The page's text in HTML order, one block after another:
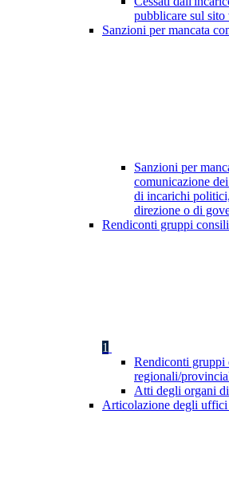
pubblicare sul sito
Sanzioni per mancata
Sanzioni per
comunicazione
di incarichi
direzione o di
Rendiconti gruppi
1
Rendiconti gruppi
regionali/
Atti degli organi
Articolazione degli uffici